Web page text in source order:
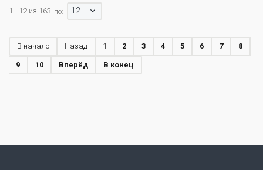
1 - 12 из 163 по: 12
В начало Назад 1 2 3 4 5 6 7 8
9 10 Вперёд В конец